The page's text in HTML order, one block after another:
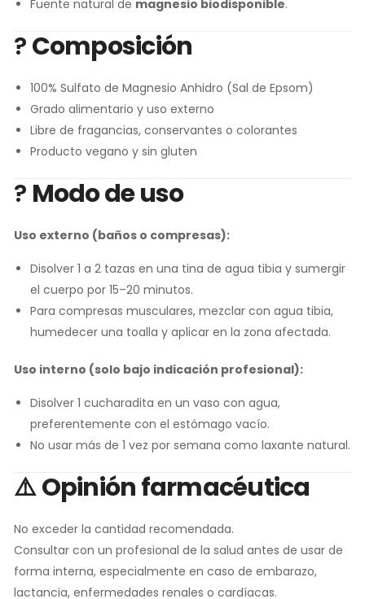
Fuente natural de magnesio biodisponible.
?Composición
100% Sulfato de Magnesio Anhidro (Sal de Epsom)
Grado alimentario y uso externo
Libre de fragancias, conservantes o colorantes
Producto vegano y sin gluten
? Modo de uso
Uso externo (baños o compresas):
Disolver 1 a 2 tazas en una tina de agua tibia y sumergir
el cuerpo por 15–20 minutos.
Para compresas musculares, mezclar con agua tibia,
humedecer una toalla y aplicar en la zona afectada.
Uso interno (solo bajo indicación profesional):
Disolver 1 cucharadita en un vaso con agua,
preferentemente con el estómago vacío.
No usar más de 1 vez por semana como laxante natural.
⚠️Opinión farmacéutica
No exceder la cantidad recomendada.
Consultar con un profesional de la salud antes de usar de
forma interna, especialmente en caso de embarazo,
lactancia, enfermedades renales o cardíacas.